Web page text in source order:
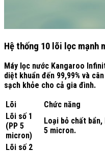
Hệ thống 10 lõi lọc mạnh
Máy lọc nước Kangaroo
diệt khuẩn đến 99,99% và
sạch khỏe cho cả gia đình.
Lõi
Chức năng
Lõi số 1
(PP 5
micron)
Loại bỏ chất
5 micron.
Lõi số 2